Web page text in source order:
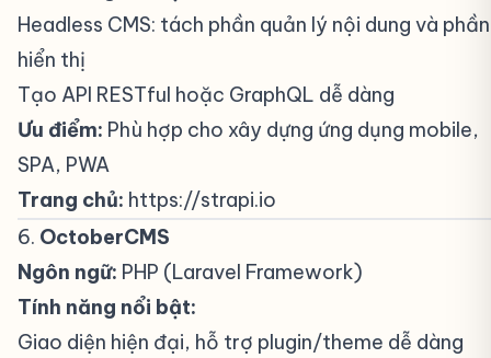
Headless CMS: tách phần quản lý nội dung và phần
hiển thị
Tạo API RESTful hoặc GraphQL dễ dàng
Ưu điểm: Phù hợp cho xây dựng ứng dụng mobile,
SPA, PWA
Trang chủ: https://strapi.io
6. OctoberCMS
Ngôn ngữ: PHP (Laravel Framework)
Tính năng nổi bật:
Giao diện hiện đại, hỗ trợ plugin/theme dễ dàng